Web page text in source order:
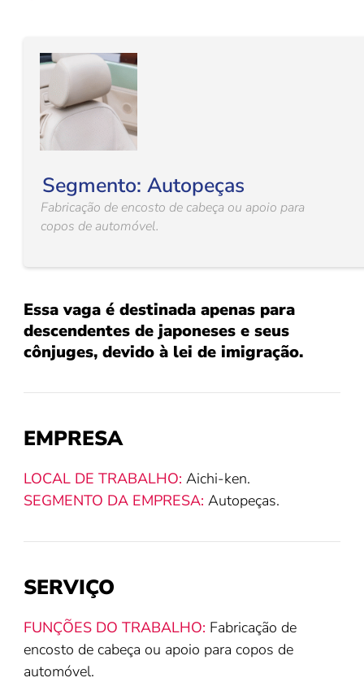
Segmento: Autopeças
Fabricação de encosto de cabeça ou apoio para
copos de automóvel.
Essa vaga é destinada apenas para
descendentes de japoneses e seus
cônjuges, devido à lei de imigração.
EMPRESA
LOCAL DE TRABALHO: Aichi-ken.
SEGMENTO DA EMPRESA: Autopeças.
SERVIÇO
FUNÇÕES DO TRABALHO: Fabricação de
encosto de cabeça ou apoio para copos de
automóvel.